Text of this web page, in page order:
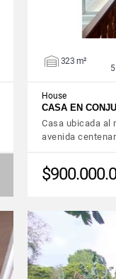
323 m²
House
CASA EN
Casa ubicada al
avenida